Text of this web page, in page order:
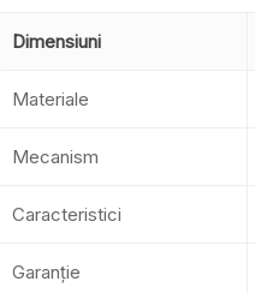
Dimensiuni
Materiale
Mecanism
Caracteristici
Garanție